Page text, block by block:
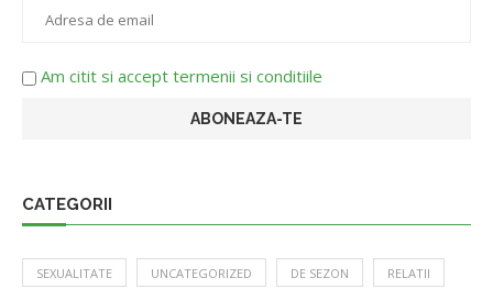
Am citit si accept termenii si conditiile
CATEGORII
SEXUALITATE UNCATEGORIZED DE SEZON RELATII